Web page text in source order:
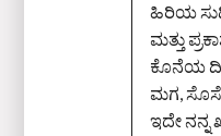
ಹಿರಿಯ
ಮತ್ತು
ಕೊನೆಯ ದಿನ
ಮಗ,
ಇದೇ ನನ್ನ